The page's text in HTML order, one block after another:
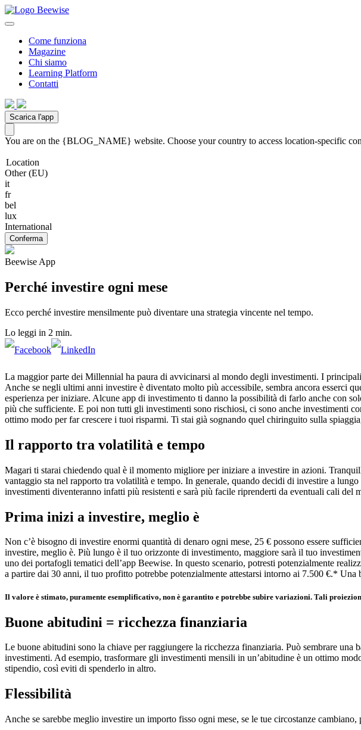
Come funziona
Magazine
Chi siamo
Learning Platform
Contatti
Scarica l'app
You are on the {BLOG_NAME} website. Choose your country to access location-specific
Location
Other (EU)
it
fr
bel
lux
International
Conferma
Beewise App
Perché investire ogni mese
Ecco perché investire mensilmente può diventare una strategia vincente nel tempo.
Lo leggi in 2 min.
La maggior parte dei Millennial ha paura di avvicinarsi al mondo degli investimenti. I
Anche se negli ultimi anni investire è diventato molto più accessibile, sembra ancora esserci
esperienza per iniziare. Alcune app di investimento ti danno la possibilità di farlo anche con
più che sufficiente. E poi non tutti gli investimenti sono rischiosi, ci sono anche investimenti
ottimo modo per far crescere i tuoi risparmi. Ti stai già sognando quel chiringuito sulla
Il rapporto tra volatilità e tempo
Magari ti starai chiedendo qual è il momento migliore per iniziare a investire in azioni.
vantaggio sta nel rapporto tra volatilità e tempo. In generale, quando decidi di investire a
investimenti diventeranno infatti più resistenti e sarà più facile riprenderti da eventuali cali del
Prima inizi a investire, meglio è
Non c’è bisogno di investire enormi quantità di denaro ogni mese, 25 € possono essere
investire, meglio è. Più lungo è il tuo orizzonte di investimento, maggiore sarà il tuo
uno dei portafogli tematici dell’app Beewise. In questo scenario, potresti potenzialmente
a partire dai 30 anni, il tuo profitto potrebbe potenzialmente attestarsi intorno ai 7.500 €.* Una
Il valore è stimato, puramente esemplificativo, non è garantito e potrebbe subire variazioni. Tali
Buone abitudini = ricchezza finanziaria
Le buone abitudini sono la chiave per raggiungere la ricchezza finanziaria. Può sembrare
investimenti. Ad esempio, trasformare gli investimenti mensili in un’abitudine è un ottimo
stipendio, così eviti di spenderlo in altro.
Flessibilità
Anche se sarebbe meglio investire un importo fisso ogni mese, se le tue circostanze